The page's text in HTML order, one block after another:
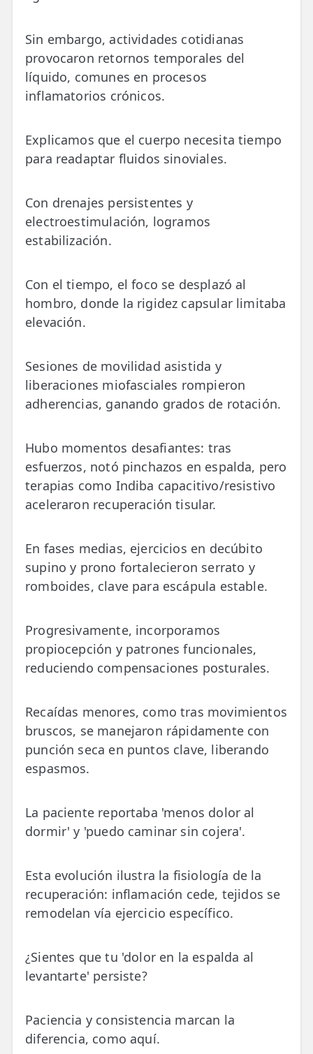
Sin embargo, actividades cotidianas
provocaron retornos temporales del
líquido, comunes en procesos
inflamatorios crónicos.
Explicamos que el cuerpo necesita tiempo
para readaptar fluidos sinoviales.
Con drenajes persistentes y
electroestimulación, logramos
estabilización.
Con el tiempo, el foco se desplazó al
hombro, donde la rigidez capsular limitaba
elevación.
Sesiones de movilidad asistida y
liberaciones miofasciales rompieron
adherencias, ganando grados de rotación.
Hubo momentos desafiantes: tras
esfuerzos, notó pinchazos en espalda, pero
terapias como Indiba capacitivo/resistivo
aceleraron recuperación tisular.
En fases medias, ejercicios en decúbito
supino y prono fortalecieron serrato y
romboides, clave para escápula estable.
Progresivamente, incorporamos
propiocepción y patrones funcionales,
reduciendo compensaciones posturales.
Recaídas menores, como tras movimientos
bruscos, se manejaron rápidamente con
punción seca en puntos clave, liberando
espasmos.
La paciente reportaba 'menos dolor al
dormir' y 'puedo caminar sin cojera'.
Esta evolución ilustra la fisiología de la
recuperación: inflamación cede, tejidos se
remodelan vía ejercicio específico.
¿Sientes que tu 'dolor en la espalda al
levantarte' persiste?
Paciencia y consistencia marcan la
diferencia, como aquí.